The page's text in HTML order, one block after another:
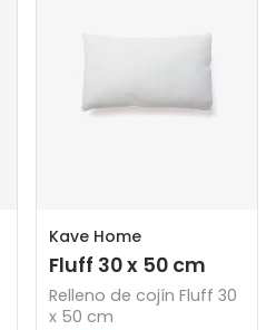
Kave Home
Fluff 30 x 50 cm
Relleno de cojín Fluff 30
x 50 cm